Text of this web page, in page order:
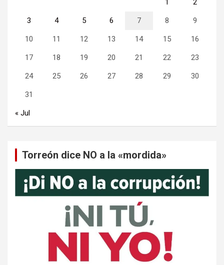
1 2
3 4 5 6 7 8 9
10 11 12 13 14 15 16
17 18 19 20 21 22 23
24 25 26 27 28 29 30
31
« Jul
Torreón dice NO a la «mordida»